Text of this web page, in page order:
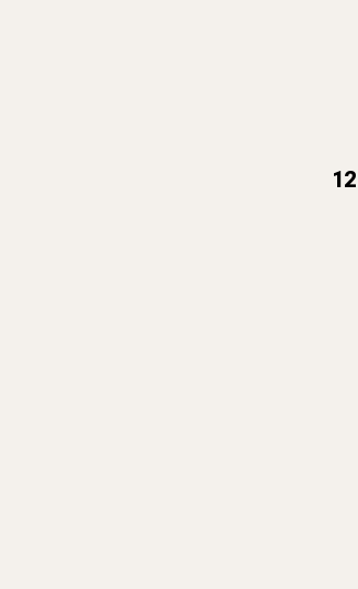
הנצחו את הרגעים היפים שלכם עם לוח שנה מעוצב ומרשים! הדפיסו אצלנו לוח שנה 12